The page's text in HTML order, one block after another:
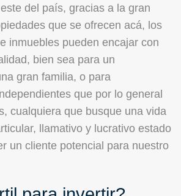
del país, gracias a la gran
que se ofrecen acá, los
inmuebles pueden encajar con
bien sea para un
gran familia, o para
que por lo general
cualquiera que busque una vida
llamativo y lucrativo estado
un cliente potencial para nuestro